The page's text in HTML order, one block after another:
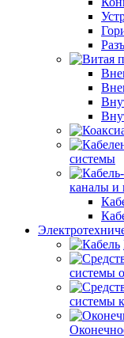
системы
каналы и
системы
системы